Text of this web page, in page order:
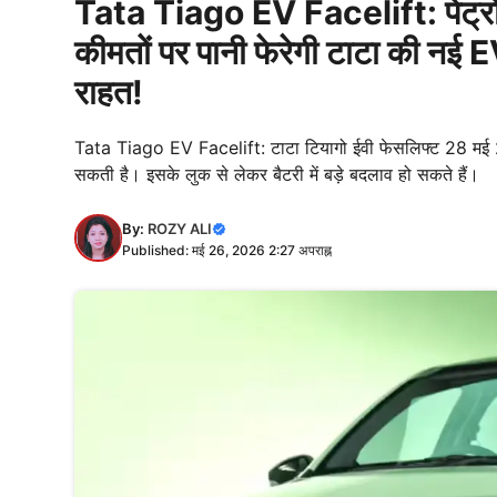
Tata Tiago EV Facelift:
कीमतों पर पानी फेरेगी टाटा की
राहत!
Tata Tiago EV Facelift: टाटा टियागो ईवी फेसलिफ्ट 28 मई
सकती है। इसके लुक से लेकर बैटरी में बड़े बदलाव हो सकते हैं।
By: ROZY ALI
Published: मई 26, 2026 2:27 अपराह्न